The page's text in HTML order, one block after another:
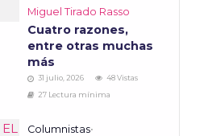
Miguel Tirado Rasso
Cuatro razones,
entre otras muchas
más
31 julio, 2026
48 Vistas
27 Lectura mínima
Columnistas•